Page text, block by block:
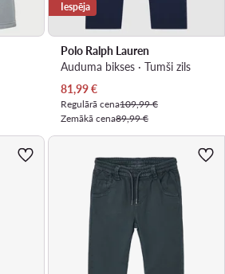
Iespēja
Polo Ralph Lauren
Auduma bikses · Tumši zils
Pašreizējā cena
81,99€
Regulārā cena109,99 €
Zemākā cena89,99 €